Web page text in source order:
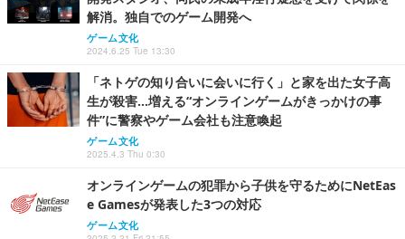
解消。独自でのゲーム開発へ
ゲーム文化
2024.6.25 Tue 13:30
「ネトゲの知り合いに会いに行く」と家を出た女子高
生が殺害…増える“オンラインゲームがきっかけの事
件”に警察やゲーム会社も注意喚起
ゲーム文化
2025.4.3 Thu 0:30
オンラインゲームの犯罪から子供を守るためにNetEas
e Gamesが発表した3つの対応
ゲーム文化